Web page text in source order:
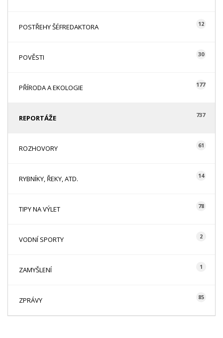
POSTŘEHY ŠÉFREDAKTORA 12
POVĚSTI 30
PŘÍRODA A EKOLOGIE 177
REPORTÁŽE 737
ROZHOVORY 61
RYBNÍKY, ŘEKY, ATD. 14
TIPY NA VÝLET 78
VODNÍ SPORTY 2
ZAMYŠLENÍ 1
ZPRÁVY 85